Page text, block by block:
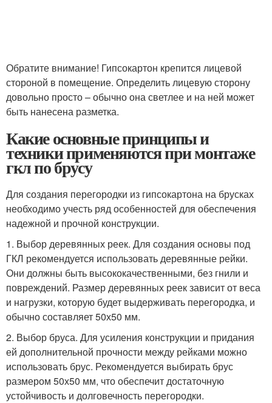
Обратите внимание! Гипсокартон крепится лицевой
стороной в помещение. Определить лицевую сторону
довольно просто – обычно она светлее и на ней может
быть нанесена разметка.
Какие основные принципы и
техники применяются при монтаже
гкл по брусу
Для создания перегородки из гипсокартона на брусках
необходимо учесть ряд особенностей для обеспечения
надежной и прочной конструкции.
1. Выбор деревянных реек. Для создания основы под
ГКЛ рекомендуется использовать деревянные рейки.
Они должны быть высококачественными, без гнили и
повреждений. Размер деревянных реек зависит от веса
и нагрузки, которую будет выдерживать перегородка, и
обычно составляет 50х50 мм.
2. Выбор бруса. Для усиления конструкции и придания
ей дополнительной прочности между рейками можно
использовать брус. Рекомендуется выбирать брус
размером 50х50 мм, что обеспечит достаточную
устойчивость и долговечность перегородки.